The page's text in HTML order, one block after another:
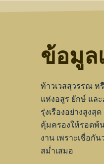
ข้อมูล
ท้าวเวสสุวรรณ ห
แห่งอสูร ยักษ์ แล
รุ่งเรืองอย่างสูง
คุ้มครองให้รอดพ้
งาน เพราะเชื่อกั
สม่ำเสมอ